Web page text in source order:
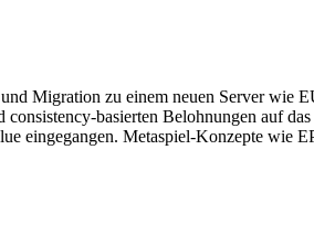
Migration zu einem neuen Server
basierten Belohnungen auf
eingegangen. Metaspiel-Konzepte wie